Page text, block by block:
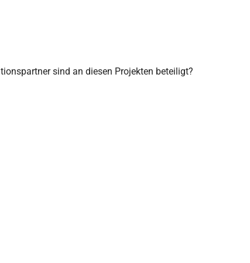
sind an diesen Projekten beteiligt?